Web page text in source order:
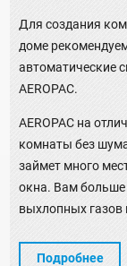
Для создания
доме
автоматические
AEROPAC.
AEROPAC на
комнаты без
займет много
окна. Вам больше
выхлопных газов
Подробнее